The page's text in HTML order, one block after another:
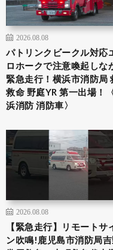
2026.08.08
パトリンクビークル対応
ロホークで注意喚起しな
緊急走行！横浜市消防局
救命 野庭YR 第一出場！
浜消防 消防車〉
2026.08.08
【緊急走行】リモートサ
ン吹鳴!鹿児島市消防局